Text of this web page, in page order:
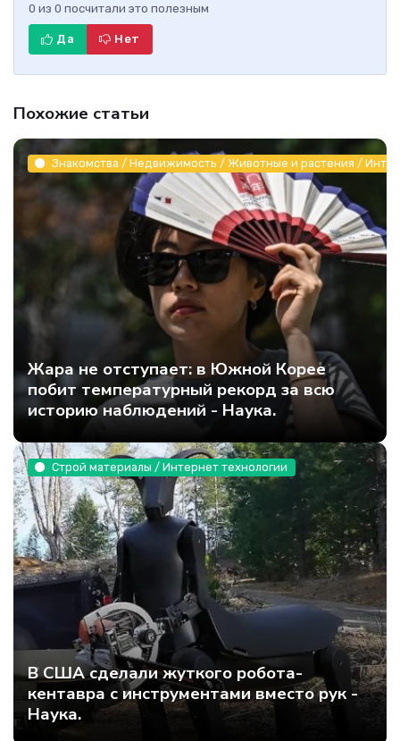
0 из 0 посчитали это полезным
Да Нет
Похожие статьи
Знакомства / Недвижимость / Животные и растения /
Жара не отступает: в Южной Корее
побит температурный рекорд за всю
историю наблюдений - Наука.
Строй материалы / Интернет технологии
В США сделали жуткого робота-
кентавра с инструментами вместо рук -
Наука.